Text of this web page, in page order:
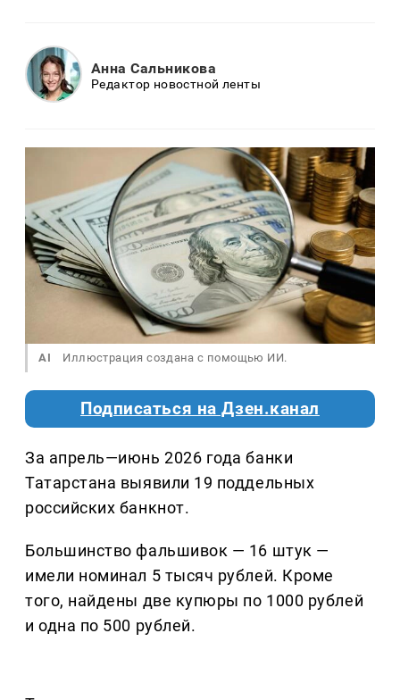
Анна Сальникова
Редактор новостной ленты
AI Иллюстрация создана с помощью ИИ.
Подписаться на Дзен.канал
За апрель—июнь 2026 года банки
Татарстана выявили 19 поддельных
российских банкнот.
Большинство фальшивок — 16 штук —
имели номинал 5 тысяч рублей. Кроме
того, найдены две купюры по 1000 рублей
и одна по 500 рублей.